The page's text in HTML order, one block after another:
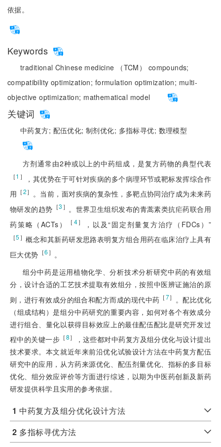
依据。
Keywords
traditional Chinese medicine （TCM） compounds;
compatibility optimization; formulation optimization; multi-
objective optimization; mathematical model
关键词
中药复方; 配伍优化;制剂优化; 多指标寻优; 数理模型
方剂通常由2种或以上的中药组成，是复方药物的典型代表
［1 ］
，其优势在于可针对疾病的多个病理环节或靶标发挥综合作
用 ［2］ 。当前，面对疾病的复杂性，多靶点协同治疗成为未来药
物研发的趋势 ［3 ］ 。世界卫生组织发布的青蒿素类抗疟药联合用
药策略（ACTs）
［ 4］ ，以及“固定剂量复方治疗（FDCs）”
［5 ］概念和其新药研发思路表明复方组合用药在临床治疗上具有
巨大优势 ［6 ］ 。
组分中药是运用植物化学、分析技术分析研究中药的有效组
分，设计合适的工艺技术提取有效组分，按照中医辨证施治的原
则，进行有效成分的组合和配方而成的现代中药 ［7］
。配比优化
（组成结构）是组分中药研究的重要内容，如何对各个有效成分
进行组合、量化以获得目标效应上的最佳配伍配比是研究开发过
程中的关键一步 ［8］
，这些都对中药复方及组分优化与设计提出
技术要求。本文就近年来前沿优化试验设计方法在中药复方配伍
研究中的应用，从方药来源优化、配伍剂量优化、指标的多目标
优化、组分效应评价等方面进行综述，以期为中医药创新及新药
研发提供科学且实用的参考依据。
1 中药复方及组分优化设计方法
2 多指标寻优方法